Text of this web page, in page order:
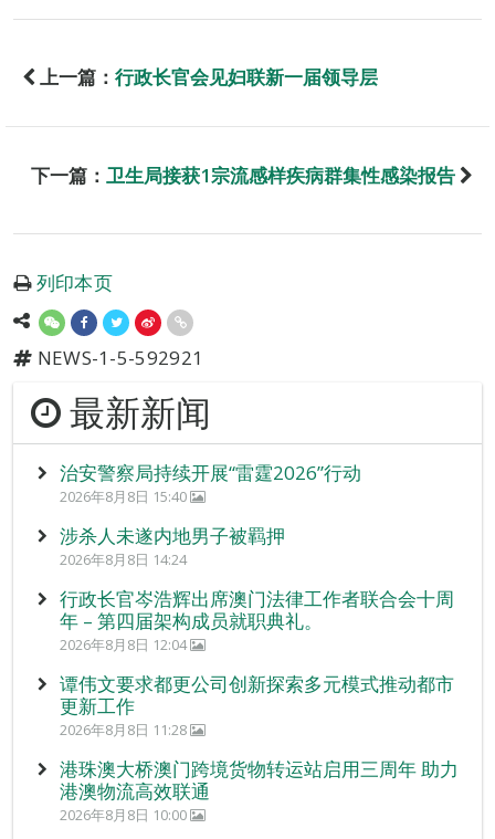
上一篇： 行政长官会见妇联新一届领导层
下一篇： 卫生局接获1宗流感样疾病群集性感染报告
列印本页
NEWS-1-5-592921
最新新闻
治安警察局持续开展“雷霆2026”行动
2026年8月8日 15:40
涉杀人未遂内地男子被羁押
2026年8月8日 14:24
行政长官岑浩辉出席澳门法律工作者联合会十周
年 – 第四届架构成员就职典礼。
2026年8月8日 12:04
谭伟文要求都更公司创新探索多元模式推动都市
更新工作
2026年8月8日 11:28
港珠澳大桥澳门跨境货物转运站启用三周年 助力
港澳物流高效联通
2026年8月8日 10:00